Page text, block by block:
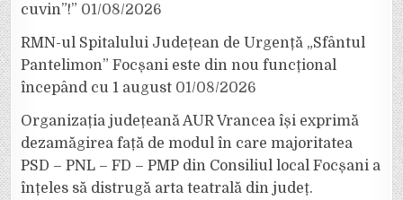
cuvin”!” 01/08/2026
RMN-ul Spitalului Județean de Urgență „Sfântul
Pantelimon” Focșani este din nou funcțional
începând cu 1 august 01/08/2026
Organizația județeană AUR Vrancea își exprimă
dezamăgirea față de modul în care majoritatea
PSD – PNL – FD – PMP din Consiliul local Focșani a
înțeles să distrugă arta teatrală din județ.